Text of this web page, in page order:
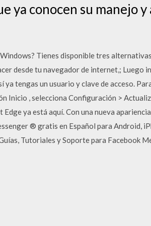
ya conocen su manejo
Tienes disponible tres
desde tu navegador de internet,; Luego
tengas un usuario y clave de acceso.
Inicio , selecciona Configuración >
ya está aquí. Con una nueva
® gratis en Español para Android,
Tutoriales y Soporte para Facebook